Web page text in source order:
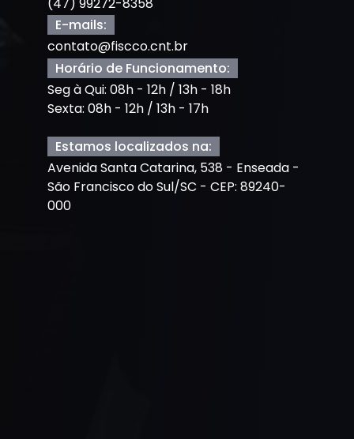
E-mails:
contato@fiscco.cnt.br
Horário de Funcionamento:
Seg à Qui: 08h - 12h / 13h - 18h
Sexta: 08h - 12h / 13h - 17h
Estamos localizados na:
Avenida Santa Catarina, 538 - Enseada -
São Francisco do Sul/SC - CEP: 89240-
000